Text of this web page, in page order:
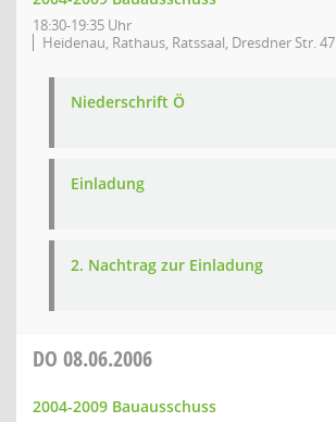
18:30-19:35 Uhr
Heidenau, Rathaus, Ratssaal, Dresdner Str. 47
Niederschrift Ö
Einladung
2. Nachtrag zur Einladung
DO 08.06.2006
2004-2009 Bauausschuss